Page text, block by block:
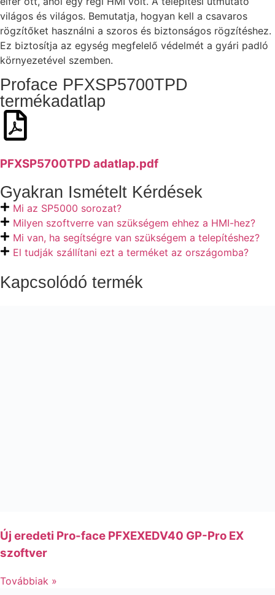
világos és világos. Bemutatja, hogyan kell a csavaros
rögzítőket használni a szoros és biztonságos rögzítéshez.
Ez biztosítja az egység megfelelő védelmét a gyári padló
környezetével szemben.
Proface PFXSP5700TPD
termékadatlap
PFXSP5700TPD adatlap.pdf
Gyakran Ismételt Kérdések
Mi az SP5000 sorozat?
Milyen szoftverre van szükségem ehhez a HMI-hez?
Mi van, ha segítségre van szükségem a telepítéshez?
El tudják szállítani ezt a terméket az országomba?
Kapcsolódó termék
Új eredeti Pro-face PFXEXEDV40 GP-Pro EX
szoftver
Továbbiak »